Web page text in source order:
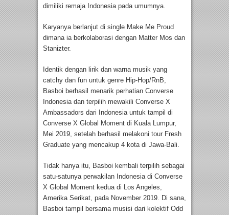
dimiliki remaja Indonesia pada umumnya.
Karyanya berlanjut di single Make Me Proud
dimana ia berkolaborasi dengan Matter Mos dan
Stanizter.
Identik dengan lirik dan warna musik yang
catchy dan fun untuk genre Hip-Hop/RnB,
Basboi berhasil menarik perhatian Converse
Indonesia dan terpilih mewakili Converse X
Ambassadors dari Indonesia untuk tampil di
Converse X Global Moment di Kuala Lumpur,
Mei 2019, setelah berhasil melakoni tour Fresh
Graduate yang mencakup 4 kota di Jawa-Bali.
Tidak hanya itu, Basboi kembali terpilih sebagai
satu-satunya perwakilan Indonesia di Converse
X Global Moment kedua di Los Angeles,
Amerika Serikat, pada November 2019. Di sana,
Basboi tampil bersama musisi dari kolektif Odd